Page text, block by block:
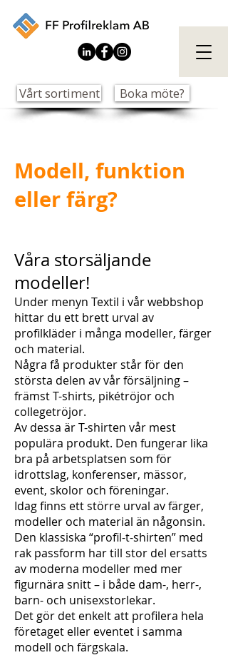
Vårt sortiment Boka möte?
Modell, funktion
eller färg?
Våra storsäljande
modeller!
Under menyn Textil i vår webbshop
hittar du ett brett urval av
profilkläder i många modeller, färger
och material.
Några få produkter står för den
största delen av vår försäljning –
främst T-shirts, pikétröjor och
collegetröjor.
Av dessa är T-shirten vår mest
populära produkt. Den fungerar lika
bra på arbetsplatsen som för
idrottslag, konferenser, mässor,
event, skolor och föreningar.
Idag finns ett större urval av färger,
modeller och material än någonsin.
Den klassiska “profil-t-shirten” med
rak passform har till stor del ersatts
av moderna modeller med mer
figurnära snitt – i både dam-, herr-,
barn- och unisexstorlekar.
Det gör det enkelt att profilera hela
företaget eller eventet i samma
modell och färgskala.